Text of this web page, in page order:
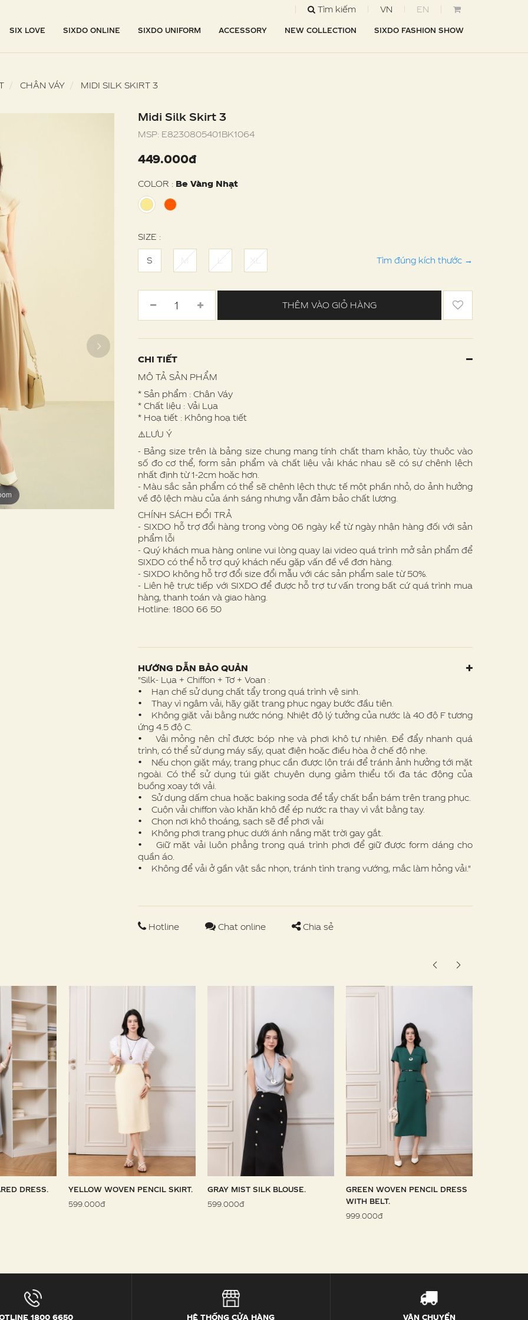
Tìm kiếm VN EN
SIX LOVE SIXDO ONLINE SIXDO UNIFORM ACCESSORY NEW COLLECTION SIXDO FASHION SHOW
CHÂN VÁY MIDI SILK SKIRT 3
Midi Silk Skirt 3
MSP: E8230805401BK1064
449.000đ
COLOR : Be Vàng Nhạt
SIZE :
S M L XL Tìm đúng kích thước →
THÊM VÀO GIỎ HÀNG
CHI TIẾT
MÔ TẢ SẢN PHẨM
* Sản phẩm : Chân Váy
* Chất liệu : Vải Lụa
* Hoạ tiết : Không hoạ tiết
⚠️LƯU Ý
- Bảng size trên là bảng size chung mang tính chất tham khảo, tùy thuộc vào
số đo cơ thể, form sản phẩm và chất liệu vải khác nhau sẽ có sự chênh lệch
nhất định từ 1-2cm hoặc hơn.
- Màu sắc sản phẩm có thể sẽ chênh lệch thực tế một phần nhỏ, do ảnh hưởng
về độ lệch màu của ánh sáng nhưng vẫn đảm bảo chất lượng.
CHÍNH SÁCH ĐỔI TRẢ
- SIXDO hỗ trợ đổi hàng trong vòng 06 ngày kể từ ngày nhận hàng đối với sản
phẩm lỗi
- Quý khách mua hàng online vui lòng quay lại video quá trình mở sản phẩm để
SIXDO có thể hỗ trợ quý khách nếu gặp vấn đề về đơn hàng.
- SIXDO không hỗ trợ đổi size đổi mẫu với các sản phẩm sale từ 50%.
- Liên hệ trực tiếp với SIXDO để được hỗ trợ tư vấn trong bất cứ quá trình mua
hàng, thanh toán và giao hàng.
Hotline: 1800 66 50
HƯỚNG DẪN BẢO QUẢN
"Silk- Lụa + Chiffon + Tơ + Voan :
• Hạn chế sử dụng chất tẩy trong quá trình vệ sinh.
• Thay vì ngâm vải, hãy giặt trang phục ngay bước đầu tiên.
• Không giặt vải bằng nước nóng. Nhiệt độ lý tưởng của nước là 40 độ F tương
ứng 4.5 độ C.
• Vải mỏng nên chỉ được bóp nhẹ và phơi khô tự nhiên. Để đẩy nhanh quá
trình, có thể sử dụng máy sấy, quạt điện hoặc điều hòa ở chế độ nhẹ.
• Nếu chọn giặt máy, trang phục cần được lộn trái để tránh ảnh hưởng tới mặt
ngoài. Có thể sử dụng túi giặt chuyên dụng giảm thiểu tối đa tác động của
buồng xoay tới vải.
• Sử dụng dấm chua hoặc baking soda để tẩy chất bẩn bám trên trang phục.
• Cuộn vải chiffon vào khăn khô để ép nước ra thay vì vắt bằng tay.
• Chọn nơi khô thoáng, sạch sẽ để phơi vải
• Không phơi trang phục dưới ánh nắng mặt trời gay gắt.
• Giữ mặt vải luôn phẳng trong quá trình phơi để giữ được form dáng cho
quần áo.
• Không để vải ở gần vật sắc nhọn, tránh tình trạng vướng, mắc làm hỏng vải."
Hotline Chat online Chia sẻ
DRESS.
YELLOW WOVEN PENCIL SKIRT.
599.000đ
GRAY MIST SILK BLOUSE.
599.000đ
GREEN WOVEN PENCIL DRESS
WITH BELT.
999.000đ
1800 6650 HỆ THỐNG CỬA HÀNG VẬN CHUYỂN